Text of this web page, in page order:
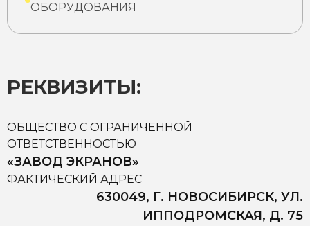
ОБОРУДОВАНИЯ
РЕКВИЗИТЫ:
ОБЩЕСТВО С ОГРАНИЧЕННОЙ
ОТВЕТСТВЕННОСТЬЮ
«ЗАВОД ЭКРАНОВ»
ФАКТИЧЕСКИЙ АДРЕС
630049, Г. НОВОСИБИРСК, УЛ.
ИППОДРОМСКАЯ, Д. 75